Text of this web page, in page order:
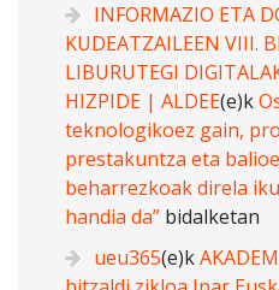
INFORMAZIO ETA
KUDEATZAILEEN VIII.
LIBURUTEGI
HIZPIDE | ALDEE(e)k
teknologikoez gain,
prestakuntza eta
beharrezkoak direla
handia da” bidalketan
ueu365(e)k